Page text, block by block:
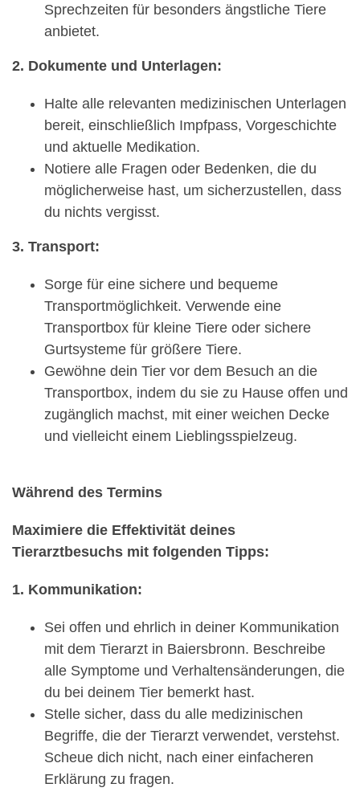
Sprechzeiten für besonders ängstliche Tiere
anbietet.
2. Dokumente und Unterlagen:
Halte alle relevanten medizinischen Unterlagen
bereit, einschließlich Impfpass, Vorgeschichte
und aktuelle Medikation.
Notiere alle Fragen oder Bedenken, die du
möglicherweise hast, um sicherzustellen, dass
du nichts vergisst.
3. Transport:
Sorge für eine sichere und bequeme
Transportmöglichkeit. Verwende eine
Transportbox für kleine Tiere oder sichere
Gurtsysteme für größere Tiere.
Gewöhne dein Tier vor dem Besuch an die
Transportbox, indem du sie zu Hause offen und
zugänglich machst, mit einer weichen Decke
und vielleicht einem Lieblingsspielzeug.
Während des Termins
Maximiere die Effektivität deines
Tierarztbesuchs mit folgenden Tipps:
1. Kommunikation:
Sei offen und ehrlich in deiner Kommunikation
mit dem Tierarzt in Baiersbronn. Beschreibe
alle Symptome und Verhaltensänderungen, die
du bei deinem Tier bemerkt hast.
Stelle sicher, dass du alle medizinischen
Begriffe, die der Tierarzt verwendet, verstehst.
Scheue dich nicht, nach einer einfacheren
Erklärung zu fragen.